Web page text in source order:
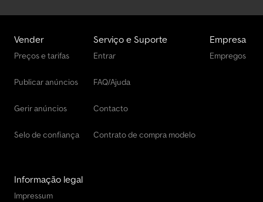
Vender
Preços e tarifas
Publicar anúncios
Gerir anúncios
Selo de confiança
Serviço e Suporte
Entrar
FAQ/Ajuda
Contacto
Contrato de compra modelo
Empresa
Empregos
Informação legal
Impressum